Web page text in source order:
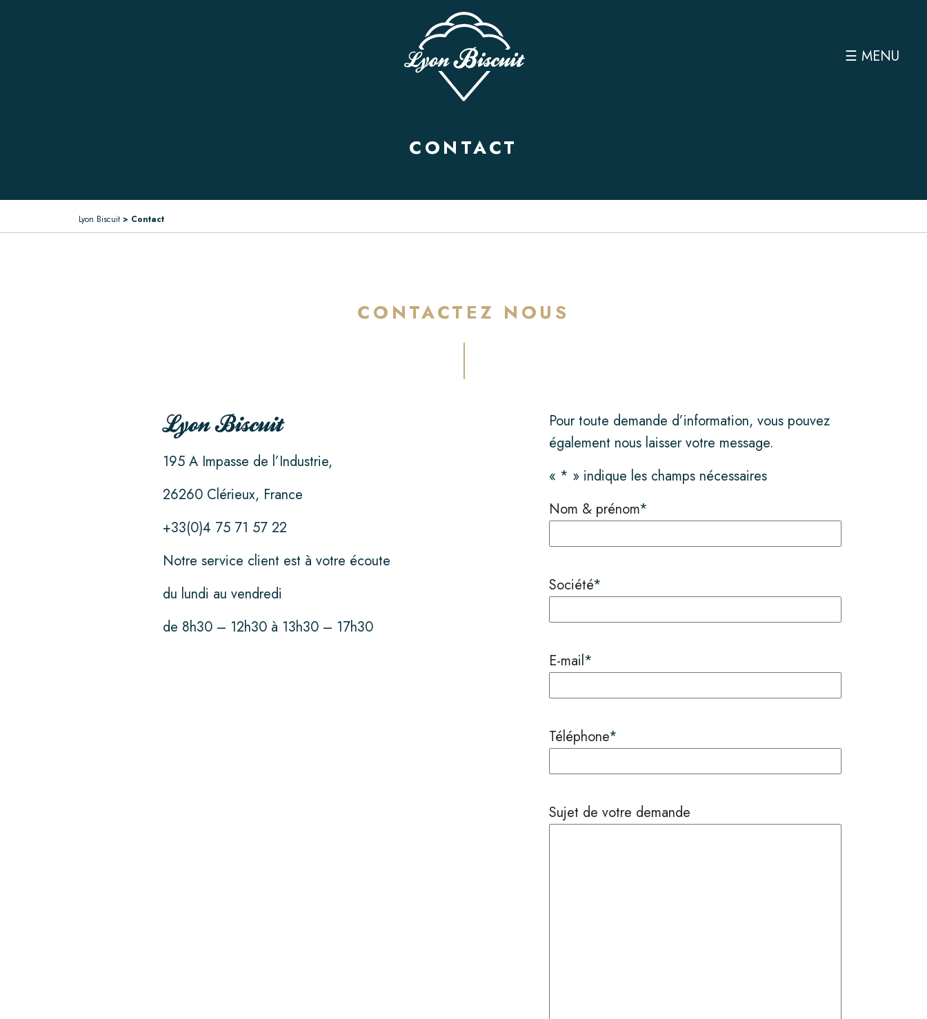
La Basquaise
La Croquille
ACTUALITÉS
☰ MENU
CONTACT
Lyon Biscuit > Contact
CONTACTEZ NOUS
Lyon Biscuit
195 A Impasse de l’Industrie,
26260 Clérieux, France
+33(0)4 75 71 57 22
Notre service client est à votre écoute
du lundi au vendredi
de 8h30 – 12h30 à 13h30 – 17h30
Pour toute demande d’information, vous pouvez
également nous laisser votre message.
« * » indique les champs nécessaires
Nom & prénom*
Société*
E-mail*
Téléphone*
Sujet de votre demande